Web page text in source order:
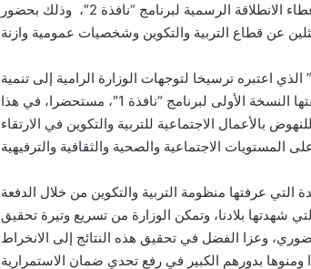
الاربعاء 9 يونيو الجاري ، بمقر المؤسسة، مراسم حفل إعطاء الانطلاقة الرسمية لبرنامج “نافذة 2″، وذلك بحضور
وفي كلمة بالمناسبة، ثمن سعيد أمزازي برنامج “نافذة 2” الذي اعتبره ترسيخا لتوجهات الوزارة الرامية إلى تنمية
وتطوير التعليم “عن بعد”، وكذا تتويجا للنتائج الإيجابية التي حققتها النسخة الأولى لبرنامج “نافذة 1″، مستحضرا، في هذا
بالأعمال الاجتماعية للتربية والتكوين في الارتقاء
التي عرفتها منظومة التربية والتكوين من خلال الدفعة
شهدتها بلادنا، وتمكن الوزارة من تسريع وتيرة تحقيق
وعزا الفضل في تحقيق هذه النتائج إلى الانخراط
ومنوها بدورهم الكبير في رفع تحدي ضمان الاستمرارية